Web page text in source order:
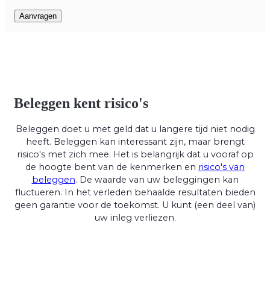
Beleggen kent risico's
Beleggen doet u met geld dat u langere tijd niet nodig
heeft. Beleggen kan interessant zijn, maar brengt
risico's met zich mee. Het is belangrijk dat u vooraf op
de hoogte bent van de kenmerken en risico's van
beleggen. De waarde van uw beleggingen kan
fluctueren. In het verleden behaalde resultaten bieden
geen garantie voor de toekomst. U kunt (een deel van)
uw inleg verliezen.